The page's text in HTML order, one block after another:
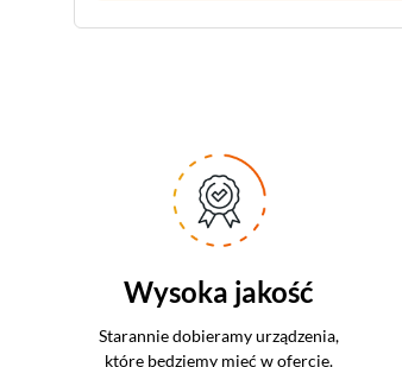
Wysoka jakość
Starannie dobieramy urządzenia,
które będziemy mieć w ofercie.